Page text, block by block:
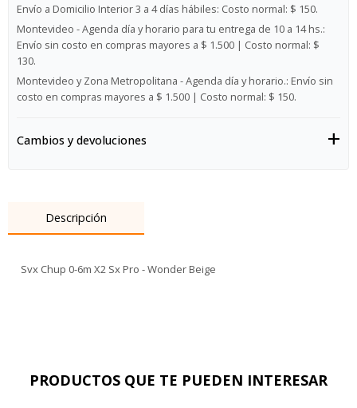
Envío a Domicilio Interior 3 a 4 días hábiles: Costo normal: $ 150.
Montevideo - Agenda día y horario para tu entrega de 10 a 14 hs.:
Envío sin costo en compras mayores a $ 1.500 | Costo normal: $
130.
Montevideo y Zona Metropolitana - Agenda día y horario.: Envío sin
costo en compras mayores a $ 1.500 | Costo normal: $ 150.
Cambios y devoluciones
Descripción
Svx Chup 0-6m X2 Sx Pro - Wonder Beige
PRODUCTOS QUE TE PUEDEN INTERESAR